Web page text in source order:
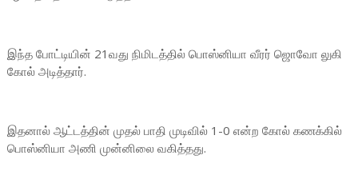
இந்த போட்டியின் 21வது நிமிடத்தில் பொஸ்னியா வீரர் ஜொவோ லுகி
கோல் அடித்தார்.
இதனால் ஆட்டத்தின் முதல் பாதி முடிவில் 1-0 என்ற கோல் கணக்கில்
பொஸ்னியா அணி முன்னிலை வகித்தது.